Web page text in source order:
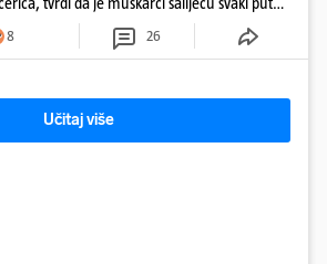
8 26
Učitaj više